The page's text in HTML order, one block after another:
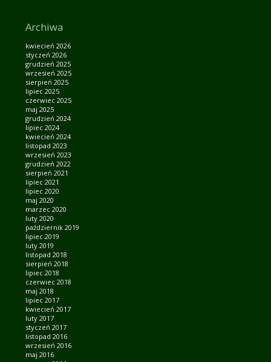
Archiwa
kwiecień 2026
styczeń 2026
grudzień 2025
wrzesień 2025
sierpień 2025
lipiec 2025
czerwiec 2025
maj 2025
grudzień 2024
lipiec 2024
kwiecień 2024
listopad 2023
wrzesień 2023
grudzień 2022
sierpień 2021
lipiec 2021
lipiec 2020
maj 2020
marzec 2020
luty 2020
październik 2019
lipiec 2019
luty 2019
listopad 2018
sierpień 2018
lipiec 2018
czerwiec 2018
maj 2018
lipiec 2017
kwiecień 2017
luty 2017
styczeń 2017
listopad 2016
wrzesień 2016
maj 2016